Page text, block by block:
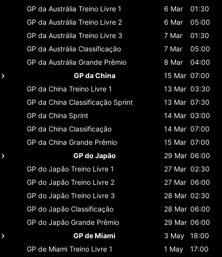
GP da Austrália Treino Livre 1 6 Mar
01:30
GP da Austrália Treino Livre 2 6 Mar
05:00
GP da Austrália Treino Livre 3 7 Mar
01:30
GP da Austrália Classificaçāo 7 Mar
05:00
GP da Austrália Grande Prêmio 8 Mar
04:00
GP da China
15 Mar 07:00
GP da China Treino Livre 1 13 Mar 03:30
GP da China Classificaçāo Sprint 13 Mar 07:30
GP da China Sprint 14 Mar 03:00
GP da China Classificaçāo 14 Mar 07:00
GP da China Grande Prêmio 15 Mar 07:00
GP do Japão
29 Mar 06:00
GP do Japão Treino Livre 1 27 Mar 02:30
GP do Japão Treino Livre 2 27 Mar 06:00
GP do Japão Treino Livre 3 28 Mar 02:30
GP do Japão Classificaçāo 28 Mar 06:00
GP do Japão Grande Prêmio 29 Mar 06:00
GP de Miami
3 May
18:00
GP de Miami Treino Livre 1 1 May
17:00